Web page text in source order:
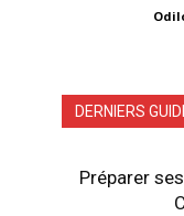
DERNIERS
Préparer